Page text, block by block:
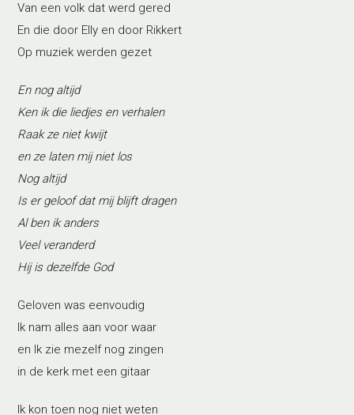
Van een volk dat werd gered
En die door Elly en door Rikkert
Op muziek werden gezet
En nog altijd
Ken ik die liedjes en verhalen
Raak ze niet kwijt
en ze laten mij niet los
Nog altijd
Is er geloof dat mij blijft dragen
Al ben ik anders
Veel veranderd
Hij is dezelfde God
Geloven was eenvoudig
Ik nam alles aan voor waar
en Ik zie mezelf nog zingen
in de kerk met een gitaar
Ik kon toen nog niet weten